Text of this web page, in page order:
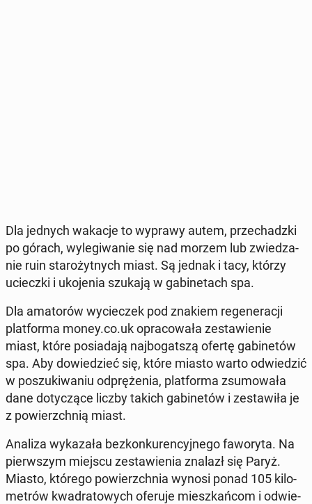
Dla jednych wakacje to wyprawy autem, prze­chadz­ki
po górach, wy­le­gi­wa­nie się nad morzem lub zwie­dza­
nie ruin sta­ro­żyt­nych miast. Są jednak i tacy, którzy
uciecz­ki i uko­je­nia szukają w ga­bi­ne­tach spa.
Dla ama­to­rów wy­cie­czek pod znakiem re­ge­ne­ra­cji
plat­for­ma money.co.uk opra­co­wa­ła ze­sta­wie­nie
miast, które po­sia­da­ją naj­bo­gat­szą ofertę ga­bi­ne­tów
spa. Aby do­wie­dzieć się, które miasto warto od­wie­dzić
w po­szu­ki­wa­niu od­prę­że­nia, plat­for­ma zsu­mo­wa­ła
dane do­ty­czą­ce liczby takich ga­bi­ne­tów i ze­sta­wi­ła je
z po­wierzch­nią miast.
Analiza wy­ka­za­ła bez­kon­ku­ren­cyj­ne­go fa­wo­ry­ta. Na
pierw­szym miejscu ze­sta­wie­nia znalazł się Paryż.
Miasto, którego po­wierzch­nia wynosi ponad 105 ki­lo­
me­trów kwa­dra­to­wych oferuje miesz­kań­com i od­wie­